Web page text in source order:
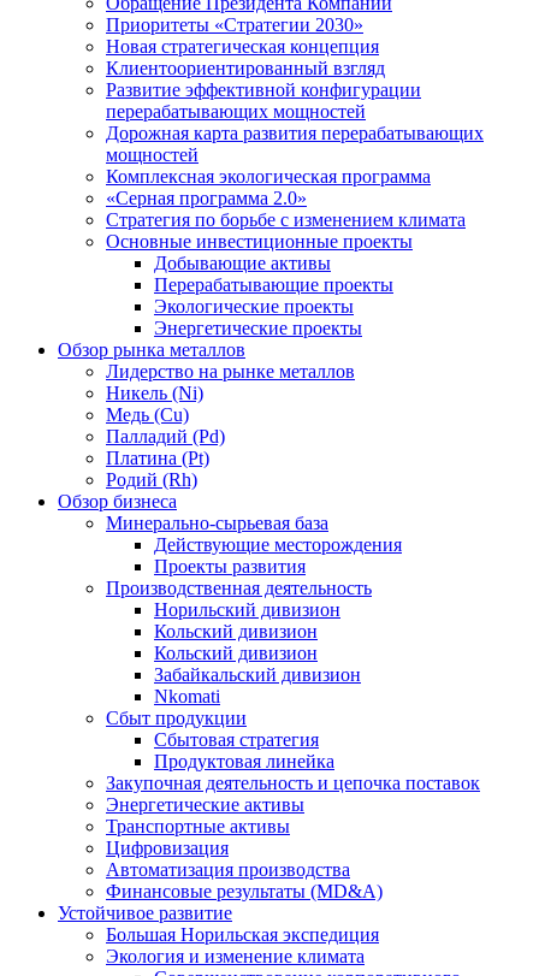
Приоритеты «Стратегии 2030»
Новая стратегическая концепция
Клиентоориентированный взгляд
Развитие эффективной конфигурации
перерабатывающих мощностей
Дорожная карта развития перерабатывающих
мощностей
Комплексная экологическая программа
«Серная программа 2.0»
Стратегия по борьбе с изменением климата
Основные инвестиционные проекты
Добывающие активы
Перерабатывающие проекты
Экологические проекты
Энергетические проекты
Обзор рынка металлов
Лидерство на рынке металлов
Никель (Ni)
Медь (Cu)
Палладий (Pd)
Платина (Pt)
Родий (Rh)
Обзор бизнеса
Минерально-сырьевая база
Действующие месторождения
Проекты развития
Производственная деятельность
Норильский дивизион
Кольский дивизион
Кольский дивизион
Забайкальский дивизион
Nkomati
Сбыт продукции
Сбытовая стратегия
Продуктовая линейка
Закупочная деятельность и цепочка поставок
Энергетические активы
Транспортные активы
Цифровизация
Автоматизация производства
Финансовые результаты (MD&A)
Устойчивое развитие
Большая Норильская экспедиция
Экология и изменение климата